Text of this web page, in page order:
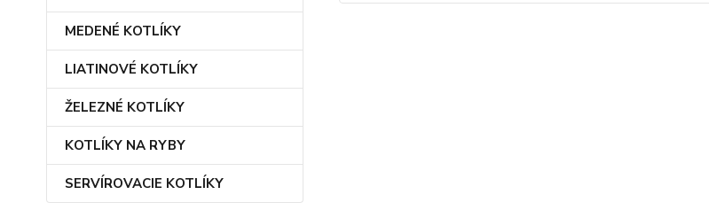
MEDENÉ KOTLÍKY
LIATINOVÉ KOTLÍKY
ŽELEZNÉ KOTLÍKY
KOTLÍKY NA RYBY
SERVÍROVACIE KOTLÍKY